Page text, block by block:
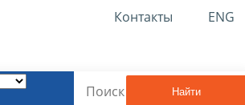
Контакты ENG
Найти